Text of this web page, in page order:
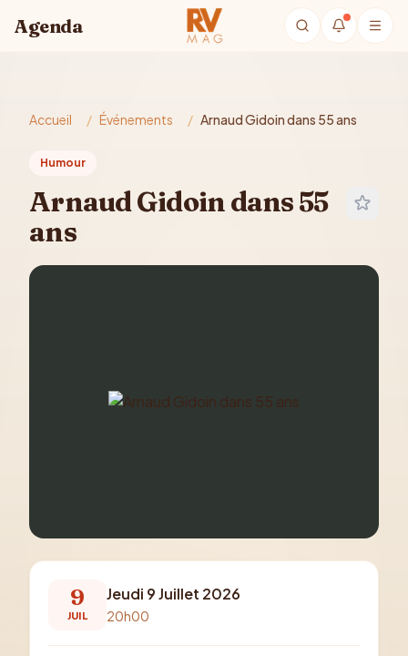
Agenda
Accueil / Événements / Arnaud Gidoin dans 55 ans
Humour
Arnaud Gidoin dans 55
ans
9
JUIL
Jeudi 9 Juillet 2026
20h00